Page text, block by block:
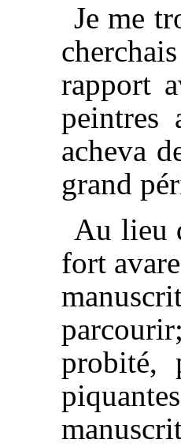
Je me
rapport
peintres
acheva
grand
Au lieu
fort
probité,